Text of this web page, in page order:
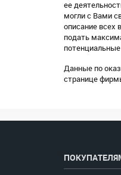
ее
могли с Вами
описание всех
подать
Данные по
странице